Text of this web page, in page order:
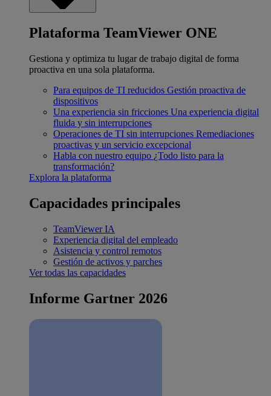
Plataforma TeamViewer ONE
Gestiona y optimiza tu lugar de trabajo digital de forma
proactiva en una sola plataforma.
Para equipos de TI reducidos Gestión proactiva de
dispositivos
Una experiencia sin fricciones Una experiencia digital
fluida y sin interrupciones
Operaciones de TI sin interrupciones Remediaciones
proactivas y un servicio excepcional
Habla con nuestro equipo ¿Todo listo para la
transformación?
Explora la plataforma
Capacidades principales
TeamViewer IA
Experiencia digital del empleado
Asistencia y control remotos
Gestión de activos y parches
Ver todas las capacidades
Informe Gartner 2026